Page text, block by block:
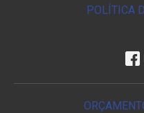
POLÍTICA